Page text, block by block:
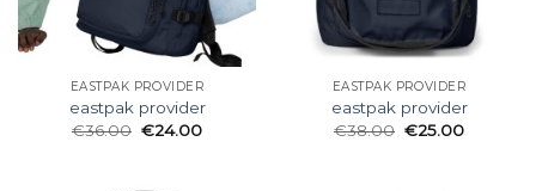
EASTPAK PROVIDER
eastpak provider
€36.00 €24.00
EASTPAK PROVIDER
eastpak provider
€38.00 €25.00